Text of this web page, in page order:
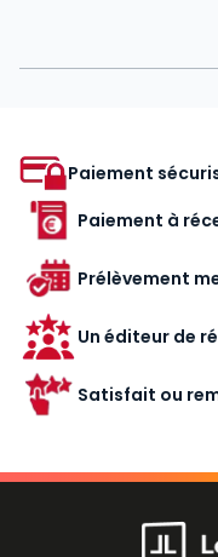
Paiement
Paiement à
Prélèvement
Un éditeur de
Satisfait ou